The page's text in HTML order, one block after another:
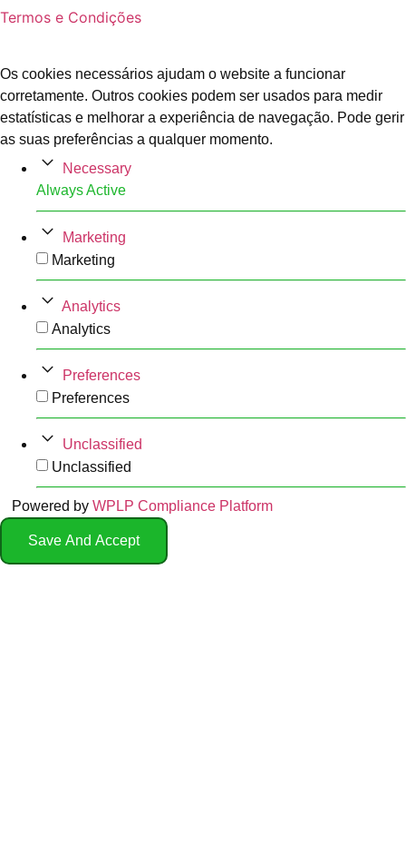
Termos e Condições
Os cookies necessários ajudam o website a funcionar
corretamente. Outros cookies podem ser usados para medir
estatísticas e melhorar a experiência de navegação. Pode gerir
as suas preferências a qualquer momento.
Necessary
Always Active
Marketing
Marketing
Analytics
Analytics
Preferences
Preferences
Unclassified
Unclassified
Powered byWPLP Compliance Platform
Save And Accept